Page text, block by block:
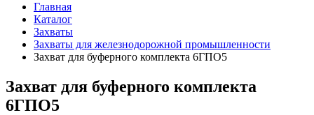
Главная
Каталог
Захваты
Захваты для железнодорожной промышленности
Захват для буферного комплекта 6ГПО5
Захват для буферного комплекта
6ГПО5